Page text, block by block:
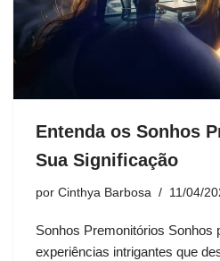
Entenda os Sonhos
Sua Significação
por Cinthya Barbosa 11/04/
Sonhos Premonitórios Sonhos
experiências intrigantes que